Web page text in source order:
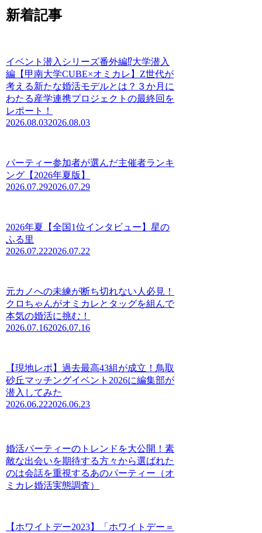
新着記事
イベント潜入シリーズ番外編⁉大学潜入
編【甲南大学CUBE×オミカレ】Z世代が
考える新たな婚活モデルとは？３か月に
わたる産学連携プロジェクトの最終回を
レポート！
2026.08.032026.08.03
パーティー参加者が選んだ主催者ランキ
ング【2026年夏版】
2026.07.292026.07.29
2026年夏【全国1位インタビュー】星の
ふる里
2026.07.222026.07.22
元カノへの未練が断ち切れない人必見！
クロちゃんがオミカレとタッグを組んで
本気の婚活に挑む！
2026.07.162026.07.16
【現地レポ】過去最高43組が成立！鳥取
砂丘マッチングイベント2026に編集部が
潜入してみた
2026.06.222026.06.23
婚活パーティーのトレンドを大公開！素
敵な出会いを期待する方々から選ばれた
のは会話を重視するあのパーティー（オ
ミカレ婚活実態調査）
【ホワイトデー2023】「ホワイトデー＝